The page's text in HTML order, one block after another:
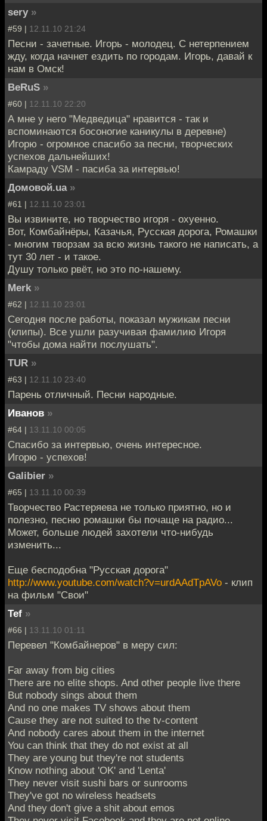
sery »
#59 | 12.11.10 21:24
Песни - зачетные. Игорь - молодец. С нетерпением
жду, когда начнет ездить по городам. Игорь, давай к
нам в Омск!
BeRuS »
#60 | 12.11.10 22:20
А мне у него "Медведица" нравится - так и
вспоминаются босоногие каникулы в деревне)
Игорю - огромное спасибо за песни, творческих
успехов дальнейших!
Камраду VSM - пасиба за интервью!
Домовой.ua »
#61 | 12.11.10 23:01
Вы извините, но творчество игоря - охуенно.
Вот, Комбайнёры, Казачья, Русская дорога, Ромашки
- многим творзам за всю жизнь такого не написать, а
тут 30 лет - и такое.
Душу только рвёт, но это по-нашему.
Merk »
#62 | 12.11.10 23:01
Сегодня после работы, показал мужикам песни
(клипы). Все ушли разучивая фамилию Игоря
"чтобы дома найти послушать".
TUR »
#63 | 12.11.10 23:40
Парень отличный. Песни народные.
Иванов »
#64 | 13.11.10 00:05
Спасибо за интервью, очень интересное.
Игорю - успехов!
Galibier »
#65 | 13.11.10 00:39
Творчество Растеряева не только приятно, но и
полезно, песню ромашки бы почаще на радио...
Может, больше людей захотели что-нибудь
изменить...
Еще бесподобна "Русская дорога"
http://www.youtube.com/watch?v=urdAAdTpAVo - клип
на фильм "Свои"
Tef »
#66 | 13.11.10 01:11
Перевел "Комбайнеров" в меру сил:
Far away from big cities
There are no elite shops. And other people live there
But nobody sings about them
And no one makes TV shows about them
Cause they are not suited to the tv-content
And nobody cares about them in the internet
You can think that they do not exist at all
They are young but they're not students
Know nothing about 'OK' and 'Lenta'
They never visit sushi bars or sunrooms
They've got no wireless headsets
And they don't give a shit about emos